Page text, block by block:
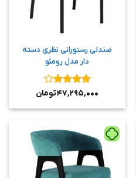
صندلی رستورانی نظری دسته
دار مدل رومئو
نمره۴
۴۷,۲۹۵,۰۰۰تومان